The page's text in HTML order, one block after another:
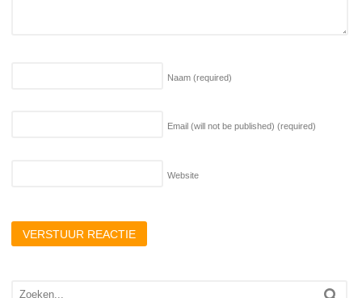
Naam (required)
Email (will not be published) (required)
Website